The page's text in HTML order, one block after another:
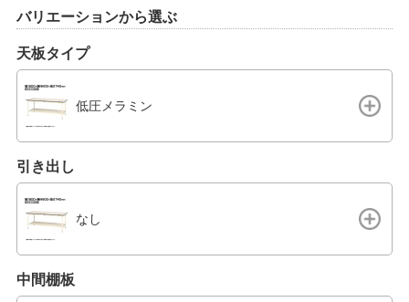
バリエーションから選ぶ
天板タイプ
低圧メラミン
引き出し
なし
中間棚板